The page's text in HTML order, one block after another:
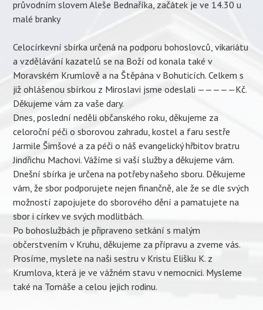
průvodním slovem Aleše Bednaříka, začátek je ve 14.30 u
malé branky
Celocírkevní sbírka určená na podporu bohoslovců, vikariátu
a vzdělávání kazatelů se na Boží od konala také v
Moravském Krumlově a na Štěpána v Bohuticích. Celkem s
již ohlášenou sbírkou z Miroslavi jsme odeslali —————Kč.
Děkujeme vám za vaše dary.
Dnes, poslední neděli občanského roku, děkujeme za
celoroční péči o sborovou zahradu, kostel a faru sestře
Jarmile Šimšové a za péči o náš evangelický hřbitov bratru
Jindřichu Machovi. Vážíme si vaší služby a děkujeme vám.
Dnešní sbírka je určena na potřeby našeho sboru. Děkujeme
vám, že sbor podporujete nejen finančně, ale že se dle svých
možností zapojujete do sborového dění a pamatujete na
sbor i církev ve svých modlitbách.
Po bohoslužbách je připraveno setkání s malým
občerstvením v Kruhu, děkujeme za přípravu a zveme vás.
Prosíme, myslete na naši sestru v Kristu Elišku K. z
Krumlova, která je ve vážném stavu v nemocnici. Mysleme
také na Tomáše a celou jejich rodinu.